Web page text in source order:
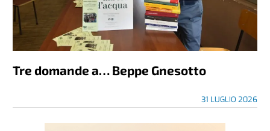
Tre domande a… Beppe Gnesotto
31 LUGLIO 2026